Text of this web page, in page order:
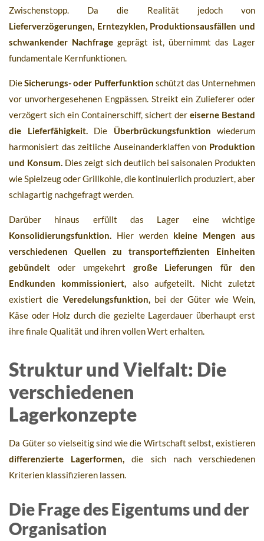
Zwischenstopp. Da die Realität jedoch von
Lieferverzögerungen, Erntezyklen, Produktionsausfällen und
schwankender Nachfrage geprägt ist, übernimmt das Lager
fundamentale Kernfunktionen.
DieSicherungs- oder Pufferfunktion schützt das Unternehmen
vor unvorhergesehenen Engpässen. Streikt ein Zulieferer oder
verzögert sich ein Containerschiff, sichert der eiserne Bestand
die Lieferfähigkeit.Die Überbrückungsfunktion wiederum
harmonisiert das zeitliche Auseinanderklaffen von Produktion
und Konsum.Dies zeigt sich deutlich bei saisonalen Produkten
wie Spielzeug oder Grillkohle, die kontinuierlich produziert, aber
schlagartig nachgefragt werden.
Darüber hinaus erfüllt das Lager eine wichtige
Konsolidierungsfunktion. Hier werden kleine Mengen aus
verschiedenen Quellen zu transporteffizienten Einheiten
gebündelt oder umgekehrt große Lieferungen für den
Endkunden kommissioniert, also aufgeteilt. Nicht zuletzt
existiert die Veredelungsfunktion,bei der Güter wie Wein,
Käse oder Holz durch die gezielte Lagerdauer überhaupt erst
ihre finale Qualität und ihren vollen Wert erhalten.
Struktur und Vielfalt: Die
verschiedenen
Lagerkonzepte
Da Güter so vielseitig sind wie die Wirtschaft selbst, existieren
differenzierte Lagerformen, die sich nach verschiedenen
Kriterien klassifizieren lassen.
Die Frage des Eigentums und der
Organisation